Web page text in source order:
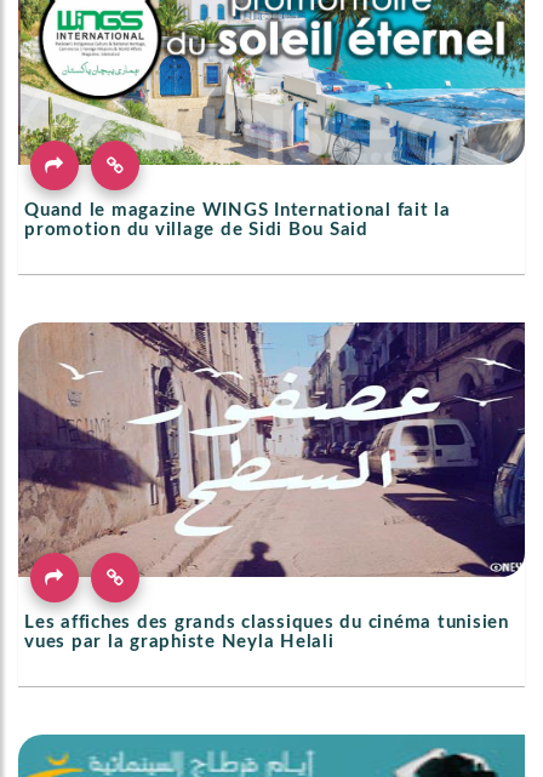
Quand le magazine WINGS International fait la
promotion du village de Sidi Bou Said
Les affiches des grands classiques du cinéma tunisien
vues par la graphiste Neyla Helali